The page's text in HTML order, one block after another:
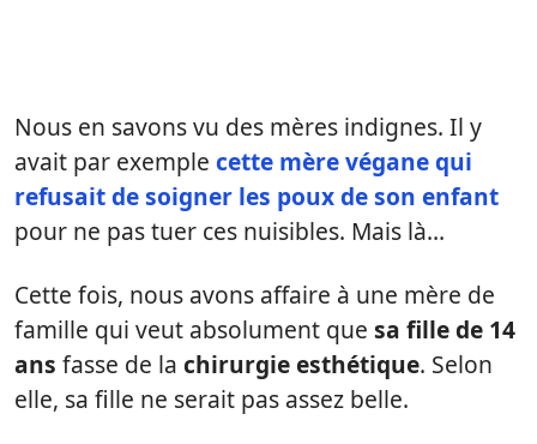
Nous en savons vu des mères indignes. Il y
avait par exemple cette mère végane qui
refusait de soigner les poux de son enfant
pour ne pas tuer ces nuisibles. Mais là…
Cette fois, nous avons affaire à une mère de
famille qui veut absolument que sa fille de 14
ans fasse de la chirurgie esthétique. Selon
elle, sa fille ne serait pas assez belle.